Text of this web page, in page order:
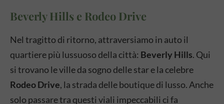
Beverly Hills e Rodeo Drive
Nel tragitto di ritorno, attraversiamo in auto il
quartiere più lussuoso della città: Beverly Hills. Qui
si trovano le ville da sogno delle star e la celebre
Rodeo Drive, la strada delle boutique di lusso. Anche
solo passare tra questi viali impeccabili ci fa